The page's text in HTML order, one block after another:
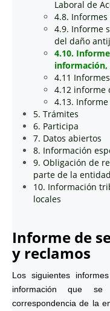
Laboral de
4.8.
4.9. Informe
del daño
4.10.
información,
4.11
4.12 informe
4.13.
5. Trámites
6. Participa
7. Datos abiertos
8. Información
9. Obligación de
parte de la entidad
10. Información
locales
Informe de
y reclamos
Los siguientes
información que
correspondencia de la